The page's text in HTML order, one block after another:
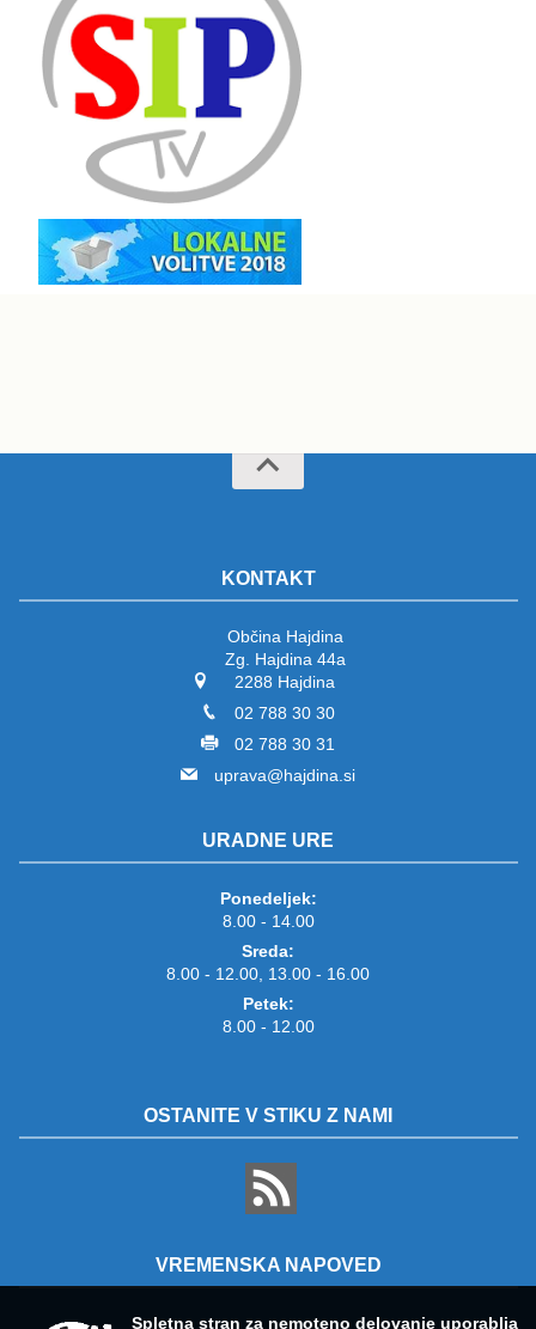
KONTAKT
Občina Hajdina
Zg. Hajdina 44a
2288 Hajdina
02 788 30 30
02 788 30 31
uprava@hajdina.si
URADNE URE
Ponedeljek:
8.00 - 14.00
Sreda:
8.00 - 12.00, 13.00 - 16.00
Petek:
8.00 - 12.00
OSTANITE V STIKU Z NAMI
VREMENSKA NAPOVED
Spletna stran za nemoteno delovanje uporablja